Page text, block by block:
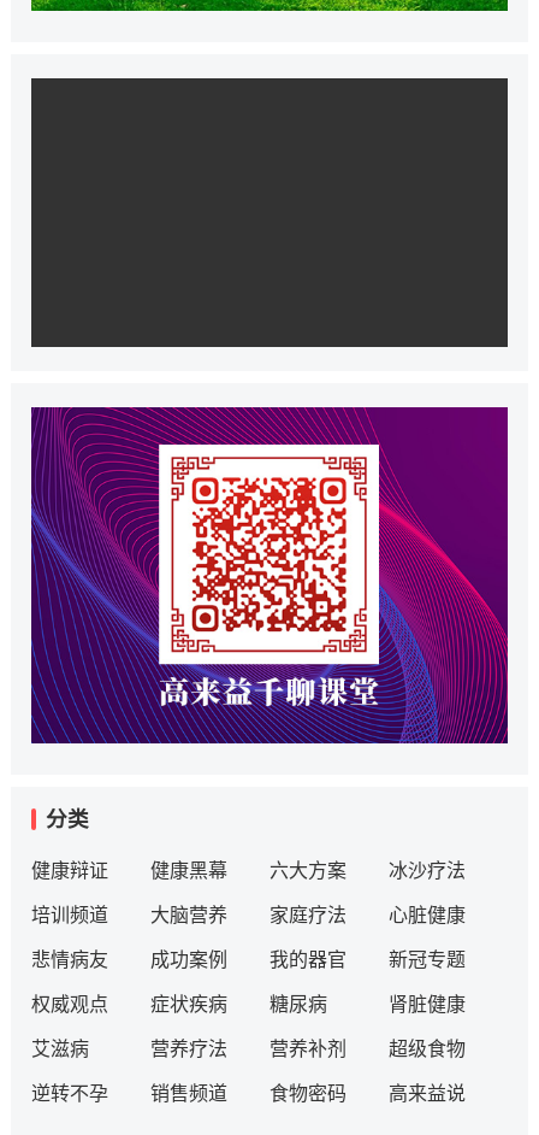
分类
健康辩证 健康黑幕 六大方案 冰沙疗法
培训频道 大脑营养 家庭疗法 心脏健康
悲情病友 成功案例 我的器官 新冠专题
权威观点 症状疾病 糖尿病 肾脏健康
艾滋病 营养疗法 营养补剂 超级食物
逆转不孕 销售频道 食物密码 高来益说